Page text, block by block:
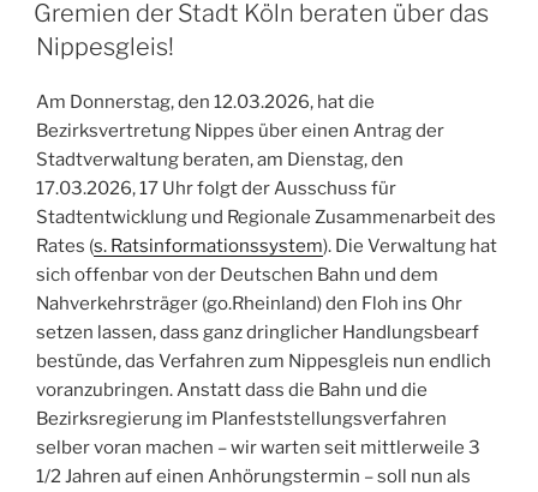
Gremien der Stadt Köln beraten über das
Nippesgleis!
Am Donnerstag, den 12.03.2026, hat die
Bezirksvertretung Nippes über einen Antrag der
Stadtverwaltung beraten, am Dienstag, den
17.03.2026, 17 Uhr folgt der Ausschuss für
Stadtentwicklung und Regionale Zusammenarbeit des
Rates (s. Ratsinformationssystem). Die Verwaltung hat
sich offenbar von der Deutschen Bahn und dem
Nahverkehrsträger (go.Rheinland) den Floh ins Ohr
setzen lassen, dass ganz dringlicher Handlungsbearf
bestünde, das Verfahren zum Nippesgleis nun endlich
voranzubringen. Anstatt dass die Bahn und die
Bezirksregierung im Planfeststellungsverfahren
selber voran machen – wir warten seit mittlerweile 3
1/2 Jahren auf einen Anhörungstermin – soll nun als